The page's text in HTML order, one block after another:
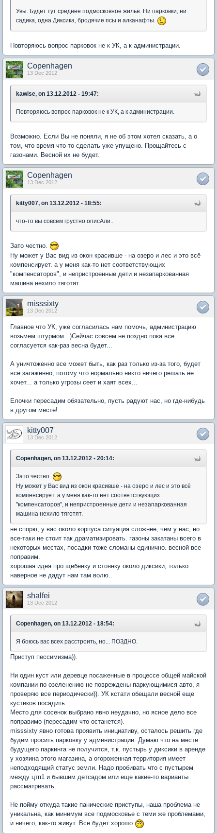
Увы. Будет тут среднее подмосковное жильё. Ни парковки, ни
садика, одна Диксика, бродячие псы и алканафты.
Повторяюсь вопрос парковок не к УК, а к администрации.
Copenhagen
13 Dec 2012
kawise, on 13.12.2012 - 19:47:
Повторяюсь вопрос парковок не к УК, а к администрации.
Возможно. Если Вы не поняли, я не об этом хотел сказать, а о
том, что время что-то сделать уже упущено. Прощайтесь с
газонами. Весной их не будет.
Copenhagen
13 Dec 2012
kitty007, on 13.12.2012 - 18:55:
что-то вы совсем грустно описАли..
Зато честно.
Ну может у Вас вид из окон красивше - на озеро и лес и это всё
компенсирует. а у меня как-то нет соответствующих
"компенсаторов", и непристроенные дети и незапаркованная
машина нехило тяготят.
misssixty
13 Dec 2012
Главное что УК, уже согласилась нам помочь, администрацию
возьмем штурмом...)Сейчас совсем не поздно пока все
согласуется как-раз весна будет...
А уничтоженно все может быть, как раз только из-за того, будет
все загаженно, потому что нормально никто ничего решать не
хочет... а только угрозы сеет и хаят всех...
Елочки пересадим обязательно, пусть радуют нас, но где-нибудь
в другом месте!
kitty007
13 Dec 2012
Copenhagen, on 13.12.2012 - 20:14:
Зато честно.
Ну может у Вас вид из окон красивше - на озеро и лес и это всё
компенсирует. а у меня как-то нет соответствующих
"компенсаторов", и непристроенные дети и незапаркованная
машина нехило тяготят.
не спорю, у вас около корпуса ситуация сложнее, чем у нас, но
все-таки не стоит так драматизировать. газоны закатаны всего в
некоторых местах, посадки тоже сломаны единично. весной все
поправим.
хорошая идея про щебенку и стоянку около диксики, только
наверное не дадут нам там волю..
shalfei
13 Dec 2012
Copenhagen, on 13.12.2012 - 18:54:
Я боюсь вас всех расстроить, но... ПОЗДНО.
Приступ пессимизма)).
Ни один куст или деревце посаженные в процессе общей майской
компании по озеленению не повреждены паркующимися авто, я
проверяю все периодически)). УК кстати обещали весной еще
кустиков посадить
Место для сосенок выбрано явно неудачно, но ясное дело все
поправимо (пересадим что останется).
misssixty явно готова проявить инициативу, осталось решить где
будем просить парковку у администрации. Думаю что на месте
будущего паркинга не получится, т.к. пустырь у диксики в аренде
у хозяина этого магазина, а огороженная территория имеет
неподходящий статус земли. Надо пробивать что с пустырем
между цтп1 и бывшим детсадом или еще какие-то варианты
рассматривать.
Не пойму откуда такие панические приступы, наша проблема не
уникальна, как минимум все подмосковье с теми же проблемами,
и ничего, как-то живут. Все будет хорошо